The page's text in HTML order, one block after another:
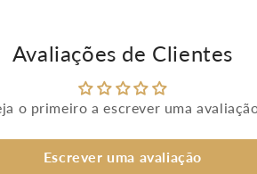
Avaliações de Clientes
o primeiro a escrever uma
Escrever uma avaliação